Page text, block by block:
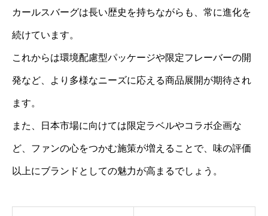
カールスバーグは長い歴史を持ちながらも、常に進化を
続けています。
これからは環境配慮型パッケージや限定フレーバーの開
発など、より多様なニーズに応える商品展開が期待され
ます。
また、日本市場に向けては限定ラベルやコラボ企画な
ど、ファンの心をつかむ施策が増えることで、味の評価
以上にブランドとしての魅力が高まるでしょう。